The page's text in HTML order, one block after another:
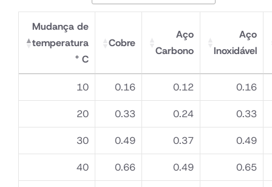
Mudança de
temperatura
° C
Cobre
Aço
Carbono
Aço
Inoxidável
10 0.16 0.12 0.16
20 0.33 0.24 0.33
30 0.49 0.37 0.49
40 0.66 0.49 0.65